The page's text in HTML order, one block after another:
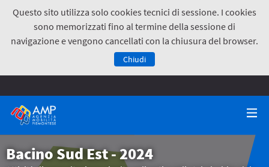
Questo sito utilizza solo cookies tecnici di sessione. I cookies
sono memorizzati fino al termine della sessione di
navigazione e vengono cancellati con la chiusura del browser.
Chiudi
Bacino Sud Est - 2024